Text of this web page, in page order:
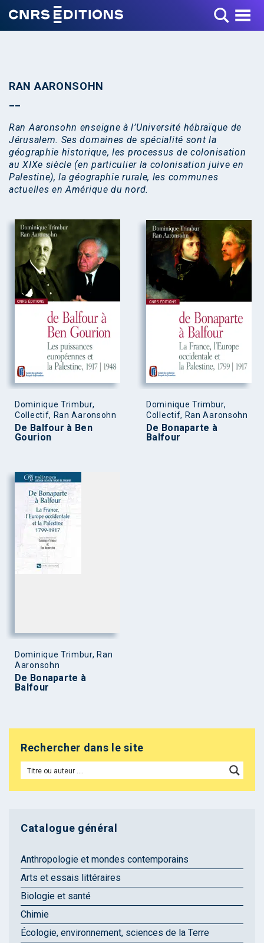
Toggle Menu
RAN AARONSOHN
Ran Aaronsohn enseigne à l’Université hébraïque de
Jérusalem. Ses domaines de spécialité sont la
géographie historique, les processus de colonisation
au XIXe siècle (en particulier la colonisation juive en
Palestine), la géographie rurale, les communes
actuelles en Amérique du nord.
Dominique Trimbur,
Collectif, Ran Aaronsohn
De Balfour à Ben
Gourion
Dominique Trimbur,
Collectif, Ran Aaronsohn
De Bonaparte à
Balfour
Dominique Trimbur, Ran
Aaronsohn
De Bonaparte à
Balfour
Rechercher dans le site
Catalogue général
Anthropologie et mondes contemporains
Arts et essais littéraires
Biologie et santé
Chimie
Écologie, environnement, sciences de la Terre